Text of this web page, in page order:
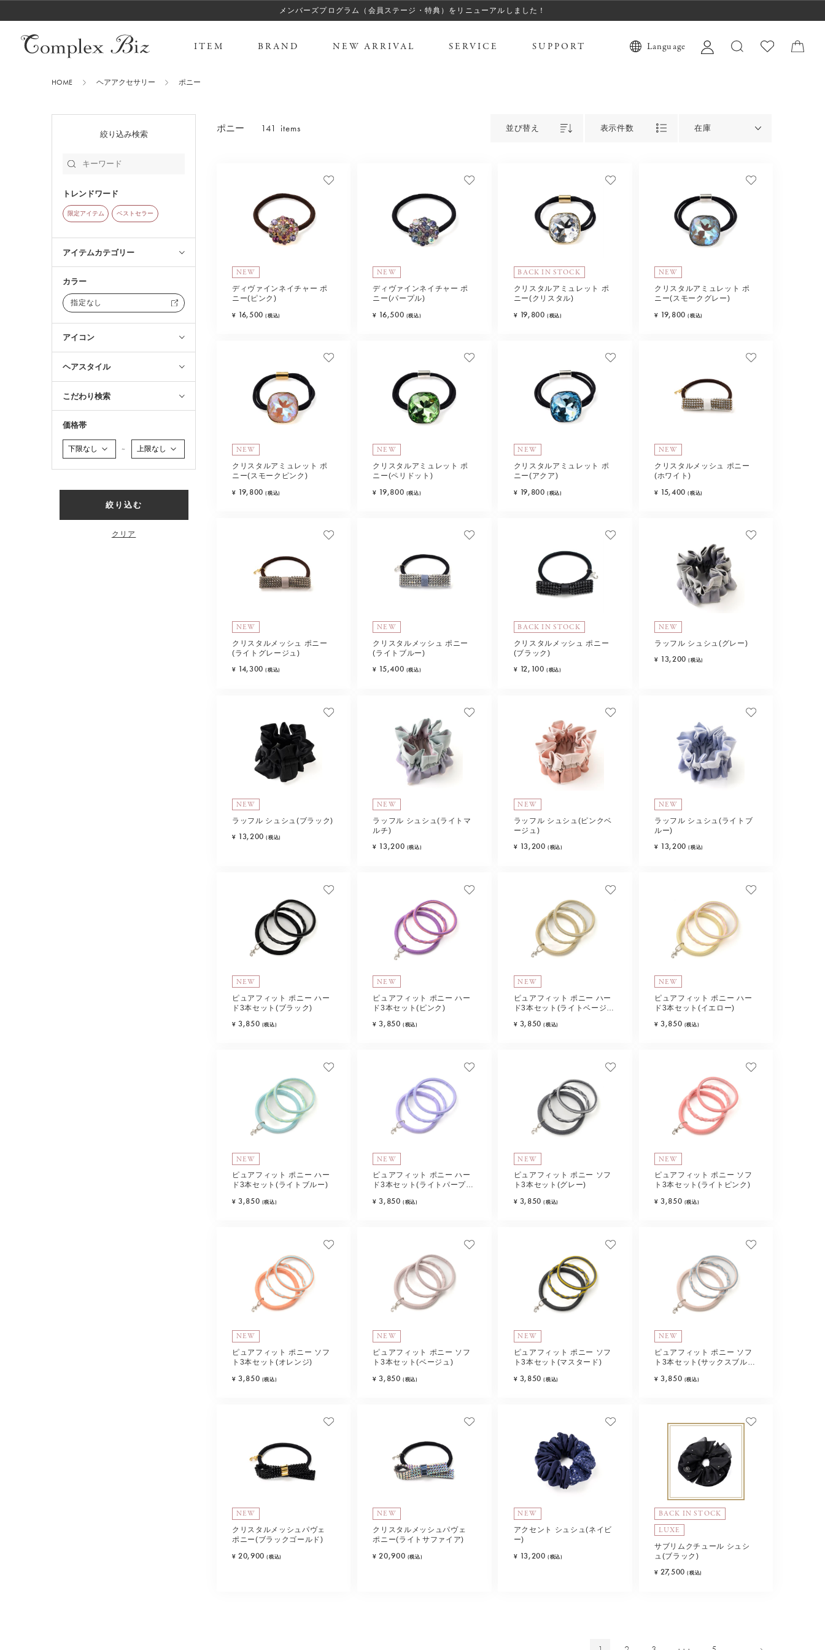
メンバーズプログラム（会員ステージ・特典）をリニューアルしました！
ITEM BRAND NEW ARRIVAL SERVICE SUPPORT Language
HOME ヘアアクセサリー ポニー
絞り込み検索
トレンドワード
限定アイテム ベストセラー
アイテムカテゴリー
カラー
指定なし
アイコン
ヘアスタイル
こだわり検索
価格帯
～
絞り込む
クリア
ポニー 141 items 並び替え 表示件数 在庫
NEW
ディヴァインネイチャー ポ
ニー(ピンク)
¥ 16,500 (税込)
NEW
ディヴァインネイチャー ポ
ニー(パープル)
¥ 16,500 (税込)
BACK IN STOCK
クリスタルアミュレット ポ
ニー(クリスタル)
¥ 19,800 (税込)
NEW
クリスタルアミュレット ポ
ニー(スモークグレー)
¥ 19,800 (税込)
NEW
クリスタルアミュレット ポ
ニー(スモークピンク)
¥ 19,800 (税込)
NEW
クリスタルアミュレット ポ
ニー(ペリドット)
¥ 19,800 (税込)
NEW
クリスタルアミュレット ポ
ニー(アクア)
¥ 19,800 (税込)
NEW
クリスタルメッシュ ポニー
(ホワイト)
¥ 15,400 (税込)
NEW
クリスタルメッシュ ポニー
(ライトグレージュ)
¥ 14,300 (税込)
NEW
クリスタルメッシュ ポニー
(ライトブルー)
¥ 15,400 (税込)
BACK IN STOCK
クリスタルメッシュ ポニー
(ブラック)
¥ 12,100 (税込)
NEW
ラッフル シュシュ(グレー)
¥ 13,200 (税込)
NEW
ラッフル シュシュ(ブラック)
¥ 13,200 (税込)
NEW
ラッフル シュシュ(ライトマ
ルチ)
¥ 13,200 (税込)
NEW
ラッフル シュシュ(ピンクベ
ージュ)
¥ 13,200 (税込)
NEW
ラッフル シュシュ(ライトブ
ルー)
¥ 13,200 (税込)
NEW
ピュアフィット ポニー ハー
ド3本セット(ブラック)
¥ 3,850 (税込)
NEW
ピュアフィット ポニー ハー
ド3本セット(ピンク)
¥ 3,850 (税込)
NEW
ピュアフィット ポニー ハー
ド3本セット(ライトベージ
¥ 3,850 (税込)
NEW
ピュアフィット ポニー ハー
ド3本セット(イエロー)
¥ 3,850 (税込)
NEW
ピュアフィット ポニー ハー
ド3本セット(ライトブルー)
¥ 3,850 (税込)
NEW
ピュアフィット ポニー ハー
ド3本セット(ライトパープ
¥ 3,850 (税込)
NEW
ピュアフィット ポニー ソフ
ト3本セット(グレー)
¥ 3,850 (税込)
NEW
ピュアフィット ポニー ソフ
ト3本セット(ライトピンク)
¥ 3,850 (税込)
NEW
ピュアフィット ポニー ソフ
ト3本セット(オレンジ)
¥ 3,850 (税込)
NEW
ピュアフィット ポニー ソフ
ト3本セット(ベージュ)
¥ 3,850 (税込)
NEW
ピュアフィット ポニー ソフ
ト3本セット(マスタード)
¥ 3,850 (税込)
NEW
ピュアフィット ポニー ソフ
ト3本セット(サックスブル
¥ 3,850 (税込)
NEW
クリスタルメッシュパヴェ
ポニー(ブラックゴールド)
¥ 20,900 (税込)
NEW
クリスタルメッシュパヴェ
ポニー(ライトサファイア)
¥ 20,900 (税込)
NEW
アクセント シュシュ(ネイビ
ー)
¥ 13,200 (税込)
BACK IN STOCK
LUXE
サブリムクチュール シュシ
ュ(ブラック)
¥ 27,500 (税込)